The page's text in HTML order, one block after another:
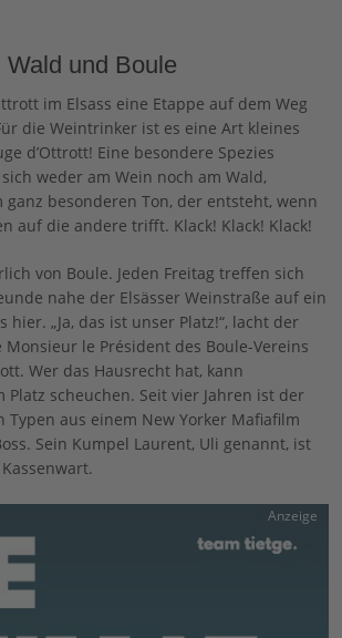
und Boule
im Elsass eine Etappe auf dem Weg
die Weintrinker ist es eine Art kleines
d’Ottrott! Eine besondere Spezies
weder am Wein noch am Wald,
ganz besonderen Ton, der entsteht, wenn
auf die andere trifft. Klack! Klack! Klack!
von Boule. Jeden Freitag treffen sich
nahe der Elsässer Weinstraße auf ein
hier. „Ja, das ist unser Platz!“, lacht der
le Président des Boule-Vereins
Wer das Hausrecht hat, kann
Platz scheuchen. Seit vier Jahren ist der
Typen aus einem New Yorker Mafiafilm
Sein Kumpel Laurent, Uli genannt, ist
Anzeige